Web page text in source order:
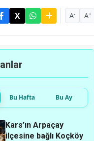
A- A+
Bu Hafta Bu Ay
Kars’ın Arpaçay
ilçesine bağlı Koçköy